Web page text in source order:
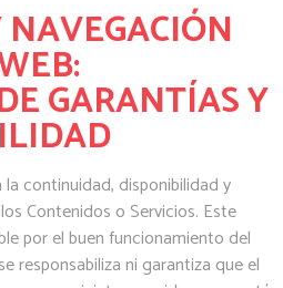
NAVEGACIÓN
GARANTÍAS Y
continuidad, disponibilidad y
Contenidos o Servicios. Este
por el buen funcionamiento del
responsabiliza ni garantiza que el